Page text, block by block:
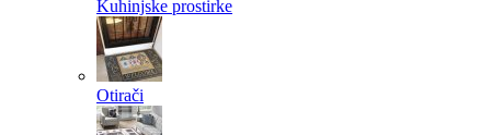
Kuhinjske prostirke
Otirači